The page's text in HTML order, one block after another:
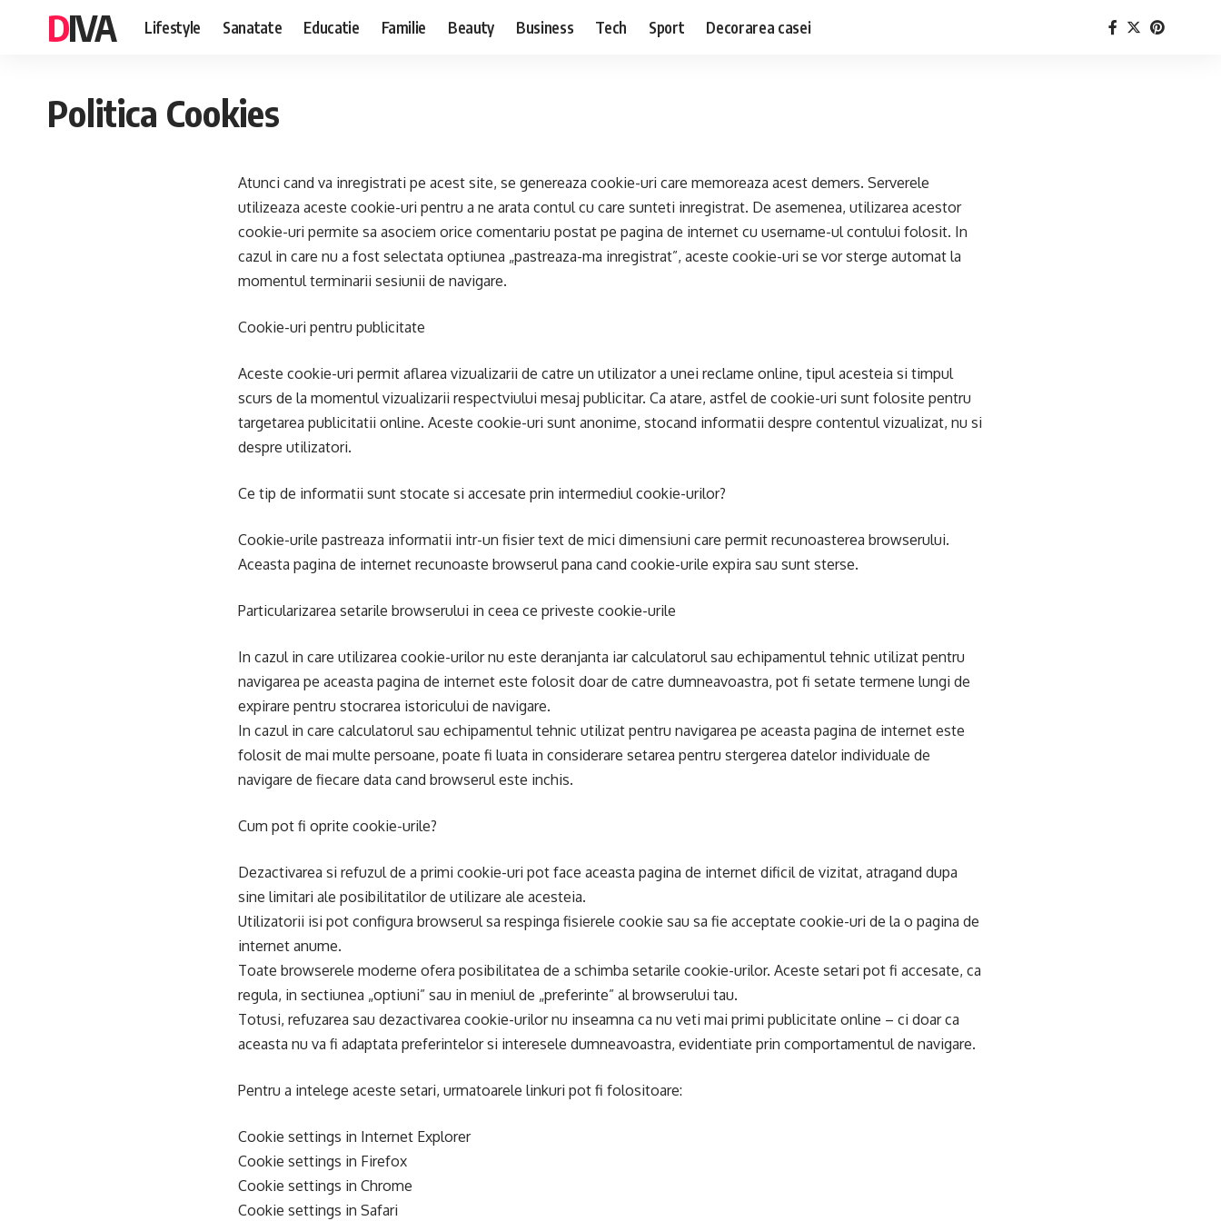
DIVA Lifestyle Sanatate Educatie Familie Beauty Business Tech Sport Decorarea casei
Politica Cookies
Atunci cand va inregistrati pe acest site, se genereaza cookie-uri care memoreaza acest demers. Serverele
utilizeaza aceste cookie-uri pentru a ne arata contul cu care sunteti inregistrat. De asemenea, utilizarea acestor
cookie-uri permite sa asociem orice comentariu postat pe pagina de internet cu username-ul contului folosit. In
cazul in care nu a fost selectata optiunea „pastreaza-ma inregistrat”, aceste cookie-uri se vor sterge automat la
momentul terminarii sesiunii de navigare.
Cookie-uri pentru publicitate
Aceste cookie-uri permit aflarea vizualizarii de catre un utilizator a unei reclame online, tipul acesteia si timpul
scurs de la momentul vizualizarii respectviului mesaj publicitar. Ca atare, astfel de cookie-uri sunt folosite pentru
targetarea publicitatii online. Aceste cookie-uri sunt anonime, stocand informatii despre contentul vizualizat, nu si
despre utilizatori.
Ce tip de informatii sunt stocate si accesate prin intermediul cookie-urilor?
Cookie-urile pastreaza informatii intr-un fisier text de mici dimensiuni care permit recunoasterea browserului.
Aceasta pagina de internet recunoaste browserul pana cand cookie-urile expira sau sunt sterse.
Particularizarea setarile browserului in ceea ce priveste cookie-urile
In cazul in care utilizarea cookie-urilor nu este deranjanta iar calculatorul sau echipamentul tehnic utilizat pentru
navigarea pe aceasta pagina de internet este folosit doar de catre dumneavoastra, pot fi setate termene lungi de
expirare pentru stocrarea istoricului de navigare.
In cazul in care calculatorul sau echipamentul tehnic utilizat pentru navigarea pe aceasta pagina de internet este
folosit de mai multe persoane, poate fi luata in considerare setarea pentru stergerea datelor individuale de
navigare de fiecare data cand browserul este inchis.
Cum pot fi oprite cookie-urile?
Dezactivarea si refuzul de a primi cookie-uri pot face aceasta pagina de internet dificil de vizitat, atragand dupa
sine limitari ale posibilitatilor de utilizare ale acesteia.
Utilizatorii isi pot configura browserul sa respinga fisierele cookie sau sa fie acceptate cookie-uri de la o pagina de
internet anume.
Toate browserele moderne ofera posibilitatea de a schimba setarile cookie-urilor. Aceste setari pot fi accesate, ca
regula, in sectiunea „optiuni” sau in meniul de „preferinte” al browserului tau.
Totusi, refuzarea sau dezactivarea cookie-urilor nu inseamna ca nu veti mai primi publicitate online – ci doar ca
aceasta nu va fi adaptata preferintelor si interesele dumneavoastra, evidentiate prin comportamentul de navigare.
Pentru a intelege aceste setari, urmatoarele linkuri pot fi folositoare:
Cookie settings in Internet Explorer
Cookie settings in Firefox
Cookie settings in Chrome
Cookie settings in Safari